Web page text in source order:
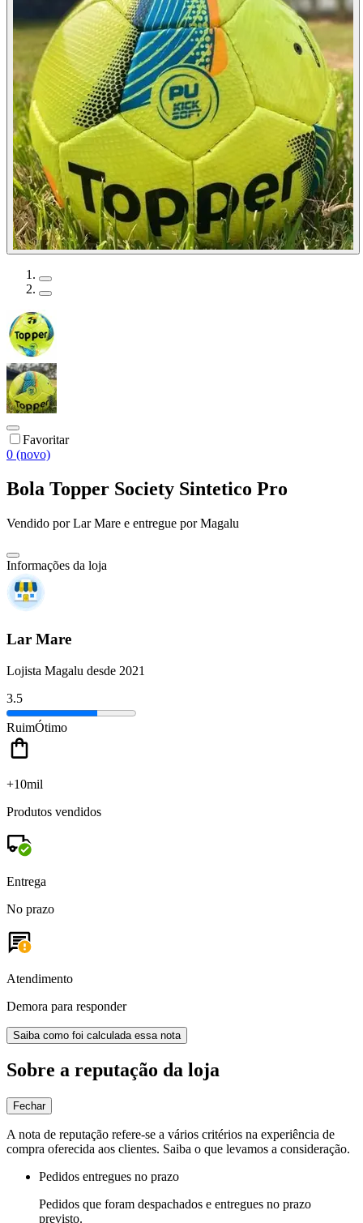
Favoritar
0 (novo)
Bola Topper Society Sintetico Pro
Vendido porLar Mare e entregue por Magalu
Informações da loja
Lar Mare
Lojista Magalu desde 2021
3.5
RuimÓtimo
+10mil
Produtos vendidos
Entrega
No prazo
Atendimento
Demora para responder
Saiba como foi calculada essa nota
Sobre a reputação da loja
Fechar
A nota de reputação refere-se a vários critérios na experiência de
compra oferecida aos clientes. Saiba o que levamos a consideração.
Pedidos entregues no prazo
Pedidos que foram despachados e entregues no prazo
previsto.